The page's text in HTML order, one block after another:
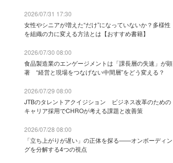
2026/07/31 17:30
女性やシニアが増えた“だけ”になっていないか？多様性
を組織の力に変える方法とは【おすすめ書籍】
2026/07/30 08:00
食品製造業のエンゲージメントは「課長層の失速」が顕
著 “経営と現場をつなげない中間層”をどう変える？
2026/07/29 08:00
JTBのタレントアクイジション ビジネス改革のための
キャリア採用でCHROが考える課題と改善策
2026/07/28 08:00
「立ち上がりが遅い」の正体を探る——オンボーディン
グを分解する4つの視点